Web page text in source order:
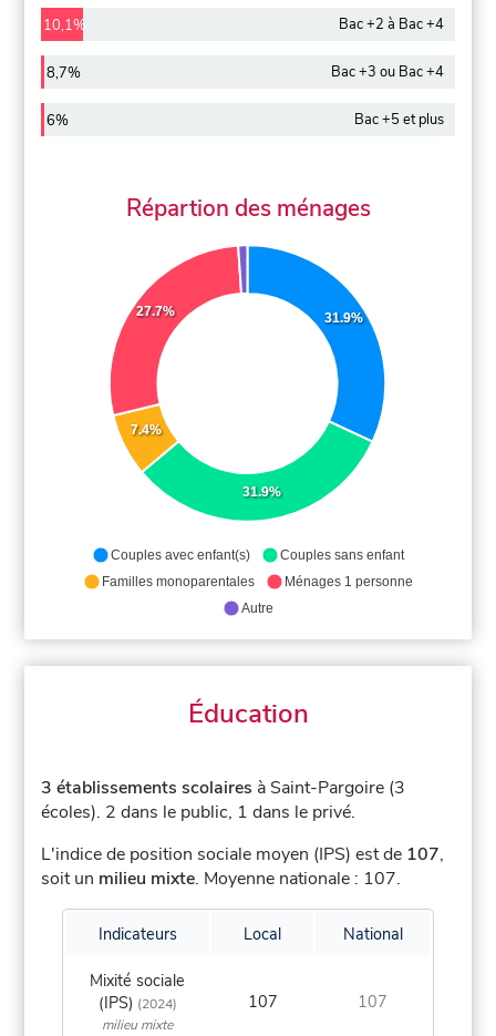
10,1% Bac +2 à Bac +4
8,7% Bac +3 ou Bac +4
6% Bac +5 et plus
Répartion des ménages
31.9%
31.9%
7.4%
27.7%
Couples avec enfant(s)
Couples sans enfant
Familles monoparentales
Ménages 1 personne
Autre
Éducation
3 établissements scolaires à Saint-Pargoire (3
écoles). 2 dans le public, 1 dans le privé.
L'indice de position sociale moyen (IPS) est de 107,
soit un milieu mixte. Moyenne nationale : 107.
Indicateurs Local National
Mixité sociale
(IPS) (2024)
milieu mixte
107 107